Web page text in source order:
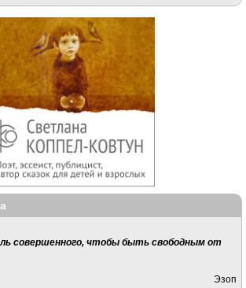
совершенного, чтобы быть свободным от
Эзоп